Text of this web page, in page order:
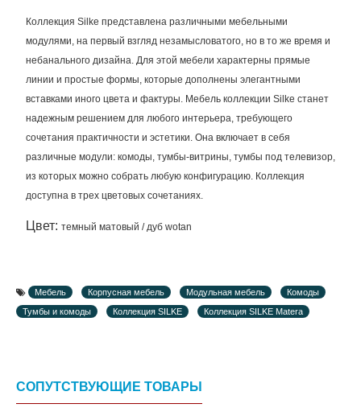
Коллекция Silke представлена различными мебельными
модулями, на первый взгляд незамысловатого, но в то же время и
небанального дизайна. Для этой мебели характерны прямые
линии и простые формы, которые дополнены элегантными
вставками иного цвета и фактуры. Мебель коллекции Silke станет
надежным решением для любого интерьера, требующего
сочетания практичности и эстетики. Она включает в себя
различные модули: комоды, тумбы-витрины, тумбы под телевизор,
из которых можно собрать любую конфигурацию. Коллекция
доступна в трех цветовых сочетаниях.
Цвет: темный матовый / дуб wotan
Мебель Корпусная мебель Модульная мебель
Комоды
Тумбы и комоды
Коллекция SILKE Коллекция SILKE Matera
СОПУТСТВУЮЩИЕ ТОВАРЫ